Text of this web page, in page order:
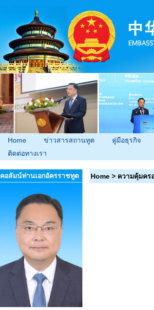
Home ข่าวสารสถานทูต คู่มือธุรกิจ
ติดต่อทางเรา
คอลัมน์ท่านเอกอัครราชทูต Home> ความคุ้มคร